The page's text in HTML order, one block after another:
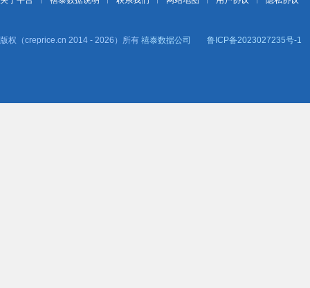
版权（creprice.cn 2014 - 2026）所有 禧泰数据公司 鲁ICP备2023027235号-1